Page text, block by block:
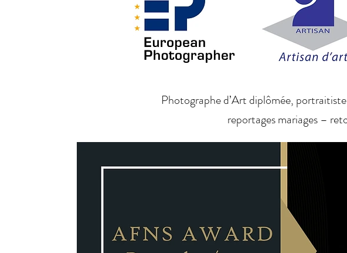
Photographe d’Art diplômée,
reportages mariages –